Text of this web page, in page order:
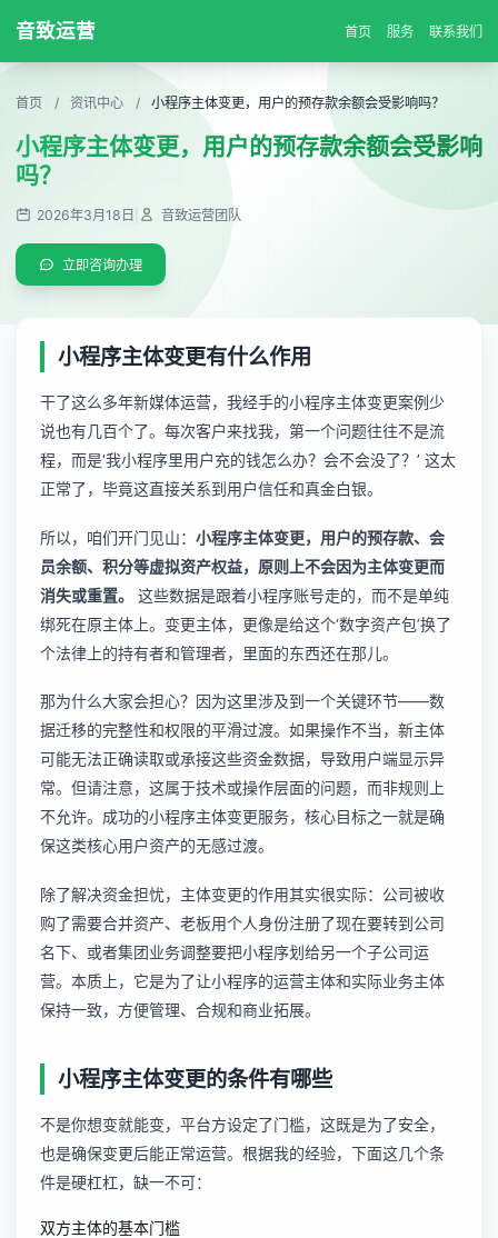
音致运营 首页 服务 联系我们
首页 / 资讯中心 / 小程序主体变更，用户的预存款余额会受影响吗？
小程序主体变更，用户的预存款余额会受影响
吗？
2026年3月18日 音致运营团队
立即咨询办理
小程序主体变更有什么作用
干了这么多年新媒体运营，我经手的小程序主体变更案例少
说也有几百个了。每次客户来找我，第一个问题往往不是流
程，而是‘我小程序里用户充的钱怎么办？会不会没了？’ 这太
正常了，毕竟这直接关系到用户信任和真金白银。
所以，咱们开门见山： 小程序主体变更，用户的预存款、会
员余额、积分等虚拟资产权益，原则上不会因为主体变更而
消失或重置。
这些数据是跟着小程序账号走的，而不是单纯
绑死在原主体上。变更主体，更像是给这个‘数字资产包’换了
个法律上的持有者和管理者，里面的东西还在那儿。
那为什么大家会担心？因为这里涉及到一个关键环节——数
据迁移的完整性和权限的平滑过渡。如果操作不当，新主体
可能无法正确读取或承接这些资金数据，导致用户端显示异
常。但请注意，这属于技术或操作层面的问题，而非规则上
不允许。成功的小程序主体变更服务，核心目标之一就是确
保这类核心用户资产的无感过渡。
除了解决资金担忧，主体变更的作用其实很实际：公司被收
购了需要合并资产、老板用个人身份注册了现在要转到公司
名下、或者集团业务调整要把小程序划给另一个子公司运
营。本质上，它是为了让小程序的运营主体和实际业务主体
保持一致，方便管理、合规和商业拓展。
小程序主体变更的条件有哪些
不是你想变就能变，平台方设定了门槛，这既是为了安全，
也是确保变更后能正常运营。根据我的经验，下面这几个条
件是硬杠杠，缺一不可：
双方主体的基本门槛